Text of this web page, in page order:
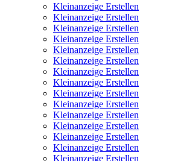
Kleinanzeige Erstellen
Kleinanzeige Erstellen
Kleinanzeige Erstellen
Kleinanzeige Erstellen
Kleinanzeige Erstellen
Kleinanzeige Erstellen
Kleinanzeige Erstellen
Kleinanzeige Erstellen
Kleinanzeige Erstellen
Kleinanzeige Erstellen
Kleinanzeige Erstellen
Kleinanzeige Erstellen
Kleinanzeige Erstellen
Kleinanzeige Erstellen
Kleinanzeige Erstellen